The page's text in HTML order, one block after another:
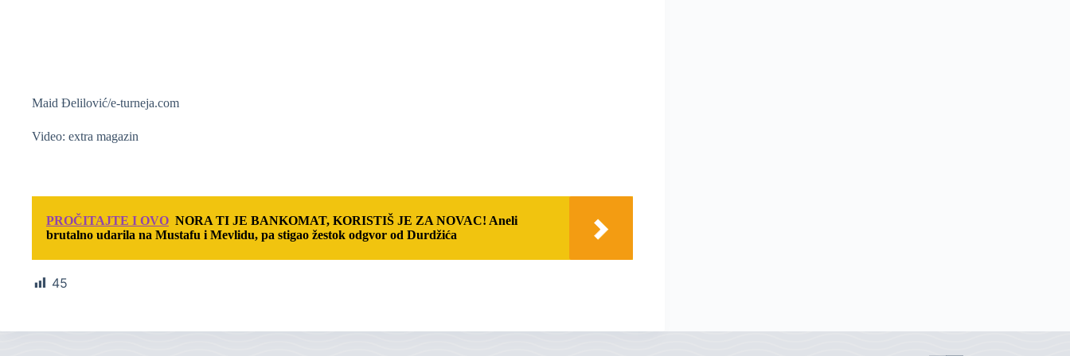
Maid Đelilović/e-turneja.com
Video: extra magazin
PROČITAJTE I OVO NORA TI JE BANKOMAT, KORISTIŠ JE ZA NOVAC! Aneli
brutalno udarila na Mustafu i Mevlidu, pa stigao žestok odgvor od Durdžića
45